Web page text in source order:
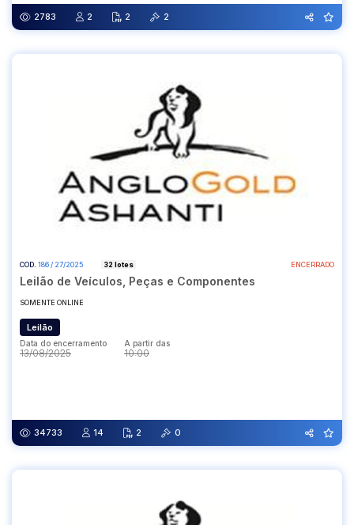
2783 2 2 2
COD. 186 / 27/2025 32 lotes ENCERRADO
Leilão de Veículos, Peças e Componentes
SOMENTE ONLINE
Leilão
Data do encerramento
13/08/2025
A partir das
10:00
34733 14 2 0